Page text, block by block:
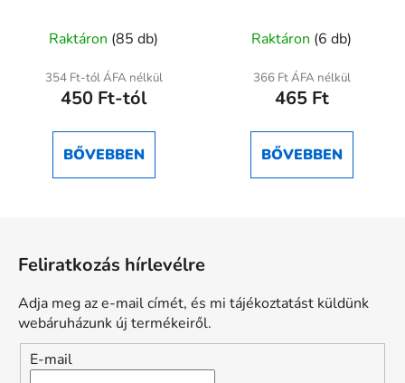
Anya / Anya-Apa / Apa-
Apatermék
átlagos
értékelése
ből
Raktáron (85 db)
354 Ft-tól ÁFA nélkül
450 Ft-tól
BŐVEBBEN
Raktáron (6 db)
366 Ft ÁFA nélkül
465 Ft
BŐVEBBEN
Feliratkozás hírlevélre
Adja meg az e-mail címét, és mi tájékoztatást küldünk
webáruházunk új termékeiről.
E-mail